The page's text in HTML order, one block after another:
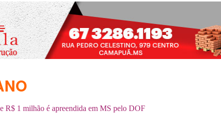
R$ 1 milhão é apreendida em MS pelo DOF